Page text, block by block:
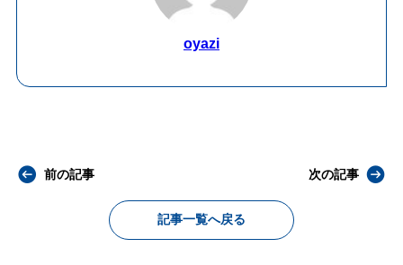
oyazi
前の記事
記事一覧へ戻る
次の記事